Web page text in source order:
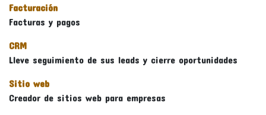
Facturación
Facturas y pagos
CRM
Lleve seguimiento de sus leads y cierre oportunidades
Sitio web
Creador de sitios web para empresas